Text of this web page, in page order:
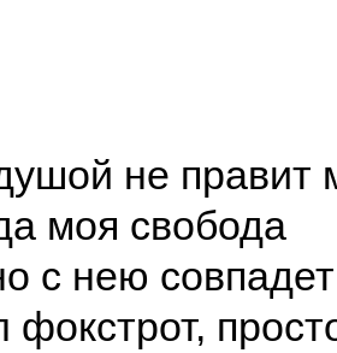
не правит
моя свобода
с нею
фокстрот,